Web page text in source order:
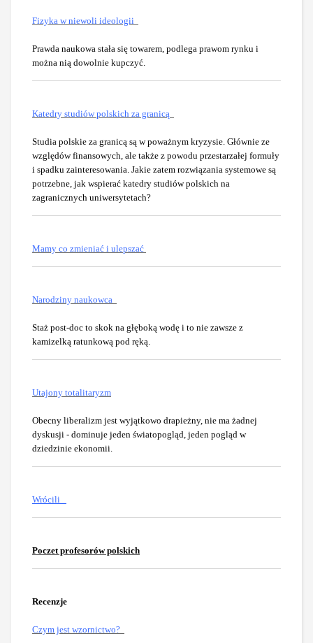
Fizyka w niewoli ideologii
Prawda naukowa stała się towarem, podlega prawom rynku i
można nią dowolnie kupczyć.
Katedry studiów polskich za granicą
Studia polskie za granicą są w poważnym kryzysie. Głównie ze
względów finansowych, ale także z powodu przestarzałej formuły
i spadku zainteresowania. Jakie zatem rozwiązania systemowe są
potrzebne, jak wspierać katedry studiów polskich na
zagranicznych uniwersytetach?
Mamy co zmieniać i ulepszać
Narodziny naukowca
Staż post-doc to skok na głęboką wodę i to nie zawsze z
kamizelką ratunkową pod ręką.
Utajony totalitaryzm
Obecny liberalizm jest wyjątkowo drapieżny, nie ma żadnej
dyskusji - dominuje jeden światopogląd, jeden pogląd w
dziedzinie ekonomii.
Wrócili
Poczet profesorów polskich
Recenzje
Czym jest wzornictwo?